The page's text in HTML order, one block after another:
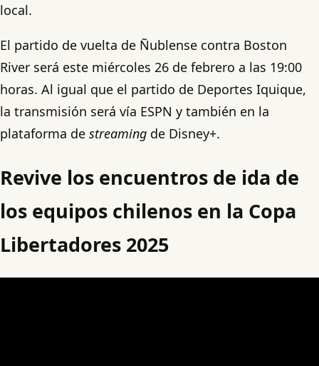
local.
El partido de vuelta de Ñublense contra Boston
River será este miércoles 26 de febrero a las 19:00
horas. Al igual que el partido de Deportes Iquique,
la transmisión será vía ESPN y también en la
plataforma de streaming de Disney+.
Revive los encuentros de ida de
los equipos chilenos en la Copa
Libertadores 2025